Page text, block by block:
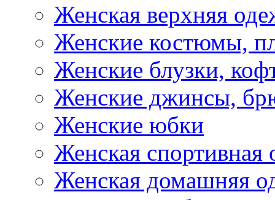
Женская верхняя
Женские костюмы,
Женские блузки,
Женские джинсы,
Женские юбки
Женская спортивная
Женская домашняя